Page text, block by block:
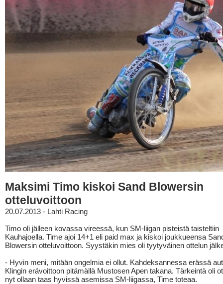
Maksimi Timo kiskoi Sand Blowersin
otteluvoittoon
20.07.2013 - Lahti Racing
Timo oli jälleen kovassa vireessä, kun SM-liigan pisteistä taisteltiin
Kauhajoella. Time ajoi 14+1 eli paid max ja kiskoi joukkueensa
Blowersin otteluvoittoon. Syystäkin mies oli tyytyväinen ottelun
- Hyvin meni, mitään ongelmia ei ollut. Kahdeksannessa erässä
Klingin erävoittoon pitämällä Mustosen Apen takana. Tärkeintä oli
nyt ollaan taas hyvissä asemissa SM-liigassa, Time toteaa.